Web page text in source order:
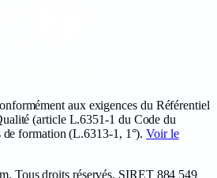
aux exigences du Référentiel
(article L.6351-1 du Code du
formation (L.6313-1, 1°). Voir le
. Tous droits réservés. SIRET 884 549